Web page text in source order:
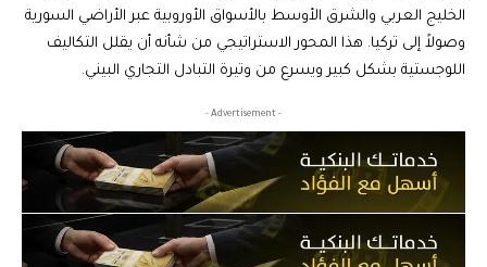
الخليج العربي والشرق الأوسط بالأسواق الأوروبية عبر الأراضي السورية
وصولاً إلى تركيا. هذا المحور الاستراتيجي من شأنه أن يقلل التكاليف
اللوجستية بشكل كبير ويسرع من وتيرة التبادل التجاري البيني.
- Advertisement -